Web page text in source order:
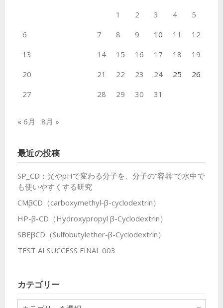
1
2 3 4
5
6
7 8 9 10 11
12
13
14 15 16 17 18
19
20
21 22 23 24 25
26
27
28 29 30 31
« 6月 8月 »
最近の投稿
SP_CD：光やpHで変わる分子を、分子の“容器”で水中で
も使いやすくする研究
CMβCD（carboxymethyl-β-cyclodextrin）
HP-β-CD（Hydroxypropyl β-Cyclodextrin）
SBEβCD（Sulfobutylether-β-Cyclodextrin）
TEST AI SUCCESS FINAL 003
カテゴリー